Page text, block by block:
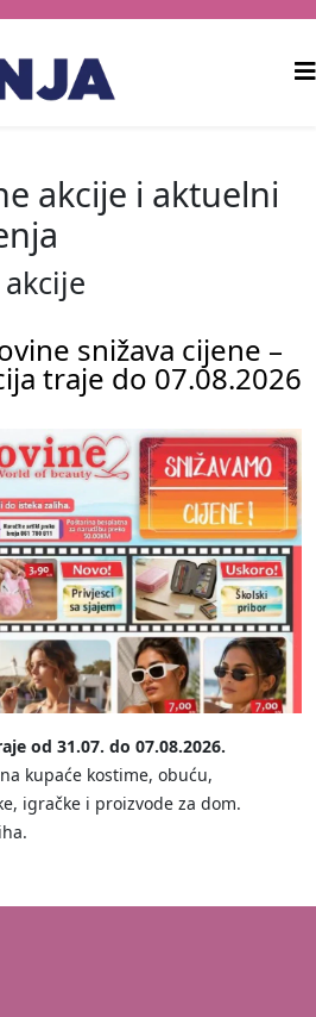
akcije i aktuelni
snižava cijene –
traje do 07.08.2026
od 31.07. do 07.08.2026.
kupaće kostime, obuću,
igračke i proizvode za dom.